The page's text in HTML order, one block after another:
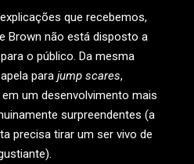
que recebemos,
Brown não está disposto a
o público. Da mesma
para jump scares,
um desenvolvimento mais
surpreendentes (a
precisa tirar um ser vivo de